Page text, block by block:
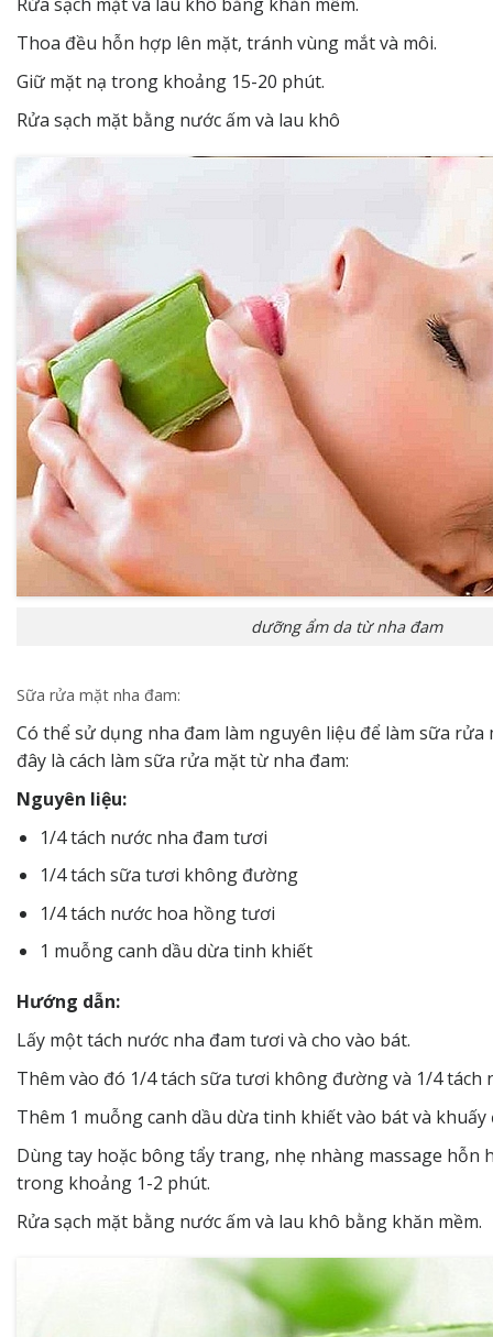
Thoa đều hỗn hợp lên mặt, tránh vùng mắt và môi.
Giữ mặt nạ trong khoảng 15-20 phút.
Rửa sạch mặt bằng nước ấm và lau khô
dưỡng ẩm da từ nha đam
Sữa rửa mặt nha đam:
Có thể sử dụng nha đam làm nguyên liệu để làm sữa
đây là cách làm sữa rửa mặt từ nha đam:
Nguyên liệu:
1/4 tách nước nha đam tươi
1/4 tách sữa tươi không đường
1/4 tách nước hoa hồng tươi
1 muỗng canh dầu dừa tinh khiết
Hướng dẫn:
Lấy một tách nước nha đam tươi và cho vào bát.
Thêm vào đó 1/4 tách sữa tươi không đường và 1/4 tách
Thêm 1 muỗng canh dầu dừa tinh khiết vào bát và khuấy
Dùng tay hoặc bông tẩy trang, nhẹ nhàng massage hỗn
trong khoảng 1-2 phút.
Rửa sạch mặt bằng nước ấm và lau khô bằng khăn mềm.